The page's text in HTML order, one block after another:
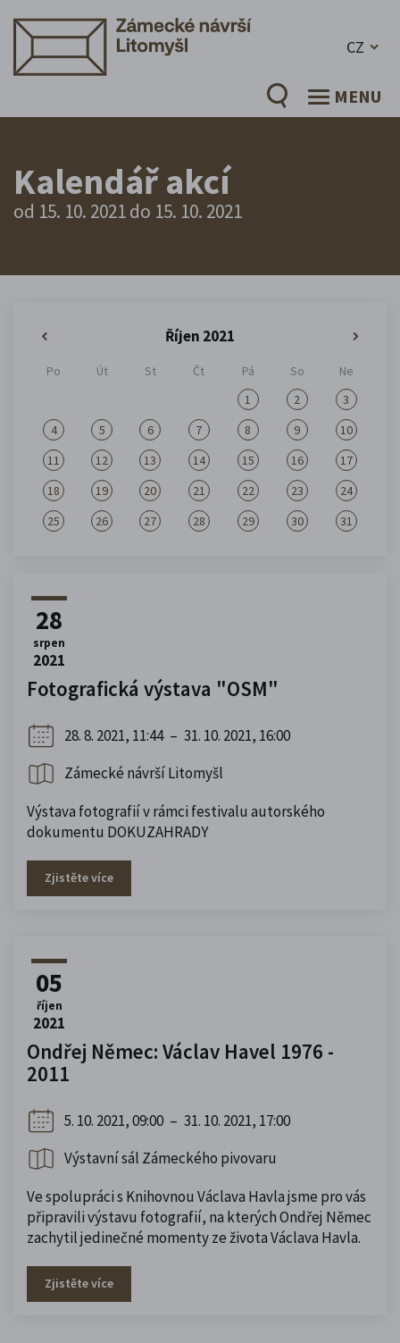
CZ
MENU
Kalendář akcí
od 15. 10. 2021 do 15. 10. 2021
Říjen 2021
Po Út St Čt Pá So
Ne
1
2
3
4
5 6 7 8 9
10
11
12 13 14 15 16
17
18
19 20 21 22 23
24
25
26 27 28 29 30 31
28
srpen
2021
Fotografická výstava "OSM"
28. 8. 2021, 11:44 – 31. 10. 2021, 16:00
Zámecké návrší Litomyšl
Výstava fotografií v rámci festivalu autorského
dokumentu DOKUZAHRADY
Zjistěte více
05
říjen
2021
Ondřej Němec: Václav Havel 1976 -
2011
5. 10. 2021, 09:00 – 31. 10. 2021, 17:00
Výstavní sál Zámeckého pivovaru
Ve spolupráci s Knihovnou Václava Havla jsme pro vás
připravili výstavu fotografií, na kterých Ondřej Němec
zachytil jedinečné momenty ze života Václava Havla.
Zjistěte více